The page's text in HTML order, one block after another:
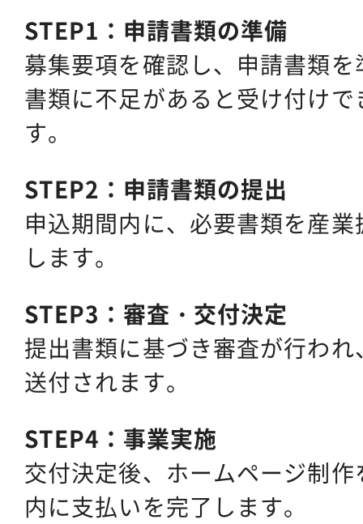
STEP1：申請書類の準備
募集要項を確認し、申請書類
書類に不足があると受け付け
す。
STEP2：申請書類の提出
申込期間内に、必要書類を産
します。
STEP3：審査・交付決定
提出書類に基づき審査が行わ
送付されます。
STEP4：事業実施
交付決定後、ホームページ制
内に支払いを完了します。